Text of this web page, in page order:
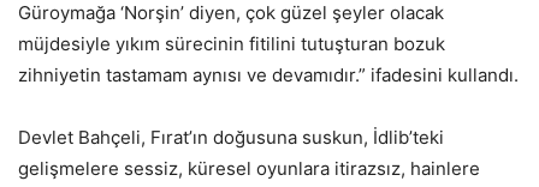
Güroymağa ‘Norşin’ diyen, çok güzel şeyler olacak
müjdesiyle yıkım sürecinin fitilini tutuşturan bozuk
zihniyetin tastamam aynısı ve devamıdır.” ifadesini kullandı.
Devlet Bahçeli, Fırat’ın doğusuna suskun, İdlib’teki
gelişmelere sessiz, küresel oyunlara itirazsız, hainlere